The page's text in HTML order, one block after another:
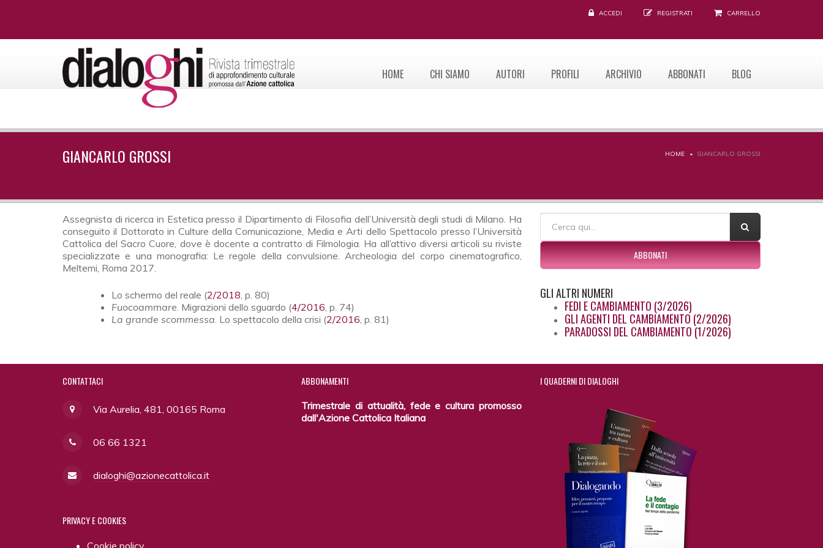
ACCEDI REGISTRATI CARRELLO
HOME CHI SIAMO AUTORI PROFILI ARCHIVIO ABBONATI BLOG
GIANCARLO GROSSI HOME GIANCARLO GROSSI
Assegnista di ricerca in Estetica presso il Dipartimento di Filosofia dell’Università degli studi di Milano. Ha
conseguito il Dottorato in Culture della Comunicazione, Media e Arti dello Spettacolo presso l’Università
Cattolica del Sacro Cuore, dove è docente a contratto di Filmologia. Ha all’attivo diversi articoli su riviste
specializzate e una monografia: Le regole della convulsione. Archeologia del corpo cinematografico,
Meltemi, Roma 2017.
Lo schermo del reale (2/2018, p. 80)
Fuocoammare. Migrazioni dello sguardo (4/2016, p. 74)
La grande scommessa. Lo spettacolo della crisi (2/2016, p. 81)
FORM DI RICERCA
ABBONATI
GLIALTRI NUMERI
FEDI E CAMBIAMENTO (3/2026)
GLI AGENTI DEL CAMBIAMENTO (2/2026)
PARADOSSI DEL CAMBIAMENTO (1/2026)
CONTATTACI
Via Aurelia, 481, 00165 Roma
06 66 1321
dialoghi@azionecattolica.it
PRIVACYE COOKIES
Cookie policy
ABBONAMENTI
Trimestrale di attualità, fede e cultura promosso
dall'Azione Cattolica Italiana
IQUADERNI DI DIALOGHI